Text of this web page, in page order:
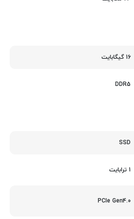
16 گیگابایت
DDR5
SSD
1 ترابایت
PCIe Gen4.0